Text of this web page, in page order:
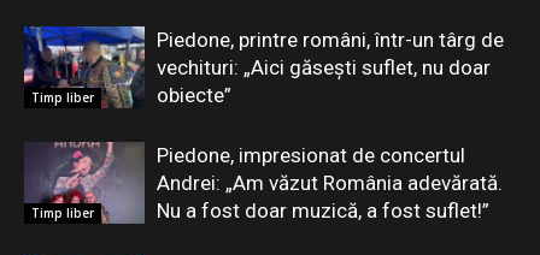
Timp liber
Piedone, printre români, într-un târg de
vechituri: „Aici găsești suflet, nu doar
obiecte”
Timp liber
Piedone, impresionat de concertul
Andrei: „Am văzut România adevărată.
Nu a fost doar muzică, a fost suflet!”